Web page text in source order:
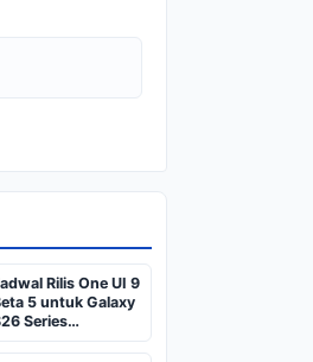
Rilis One UI 9
5 untuk Galaxy
Series